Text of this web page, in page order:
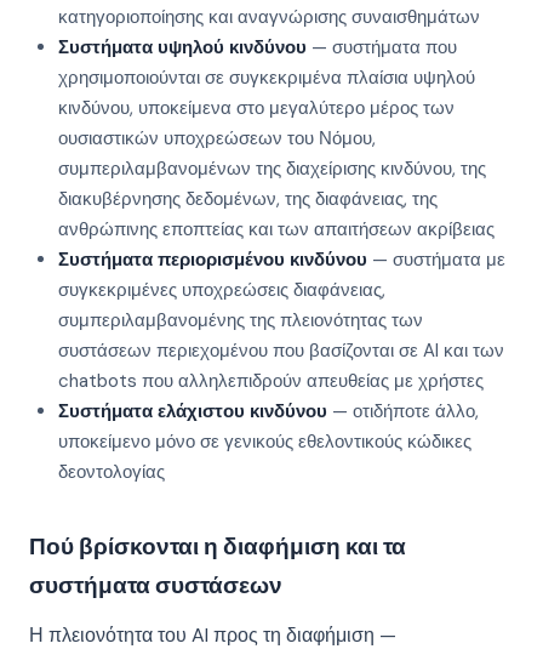
κατηγοριοποίησης και αναγνώρισης συναισθημάτων
Συστήματα υψηλού κινδύνου — συστήματα που
χρησιμοποιούνται σε συγκεκριμένα πλαίσια υψηλού
κινδύνου, υποκείμενα στο μεγαλύτερο μέρος των
ουσιαστικών υποχρεώσεων του Νόμου,
συμπεριλαμβανομένων της διαχείρισης κινδύνου, της
διακυβέρνησης δεδομένων, της διαφάνειας, της
ανθρώπινης εποπτείας και των απαιτήσεων ακρίβειας
Συστήματα περιορισμένου κινδύνου — συστήματα με
συγκεκριμένες υποχρεώσεις διαφάνειας,
συμπεριλαμβανομένης της πλειονότητας των
συστάσεων περιεχομένου που βασίζονται σε AI και των
chatbots που αλληλεπιδρούν απευθείας με χρήστες
Συστήματα ελάχιστου κινδύνου — οτιδήποτε άλλο,
υποκείμενο μόνο σε γενικούς εθελοντικούς κώδικες
δεοντολογίας
Πού βρίσκονται η διαφήμιση και τα
συστήματα συστάσεων
Η πλειονότητα του AI προς τη διαφήμιση —